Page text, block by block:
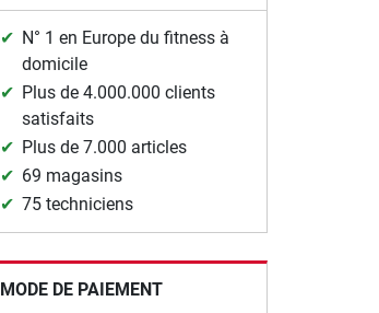
N° 1 en Europe du fitness à
domicile
Plus de 4.000.000 clients
satisfaits
Plus de 7.000 articles
69 magasins
75 techniciens
MODE DE PAIEMENT